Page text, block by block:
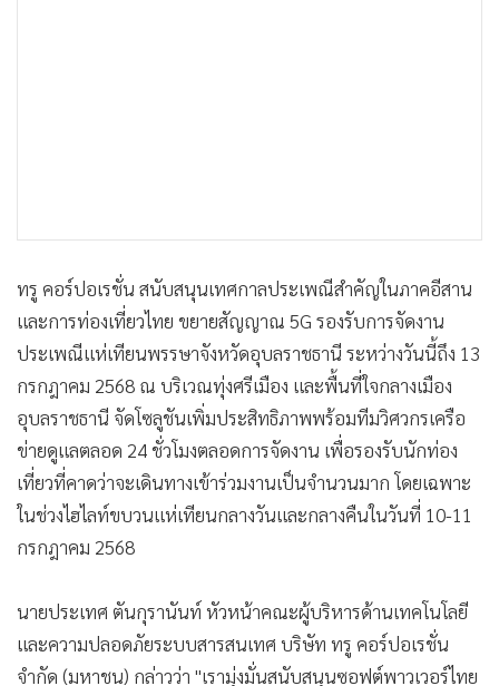
• กองทุนรวม
• Celeb Online
• Factcheck
• ญี่ปุ่น
• News1
• Gotomanager
ทรู คอร์ปอเรชั่น สนับสนุนเทศกาลประเพณีสำคัญในภาคอีสาน
และการท่องเที่ยวไทย ขยายสัญญาณ 5G รองรับการจัดงาน
ประเพณีแห่เทียนพรรษาจังหวัดอุบลราชธานี ระหว่างวันนี้ถึง 13
กรกฎาคม 2568 ณ บริเวณทุ่งศรีเมือง และพื้นที่ใจกลางเมือง
อุบลราชธานี จัดโซลูชันเพิ่มประสิทธิภาพพร้อมทีมวิศวกรเครือ
ข่ายดูแลตลอด 24 ชั่วโมงตลอดการจัดงาน เพื่อรองรับนักท่อง
เที่ยวที่คาดว่าจะเดินทางเข้าร่วมงานเป็นจำนวนมาก โดยเฉพาะ
ในช่วงไฮไลท์ขบวนแห่เทียนกลางวันและกลางคืนในวันที่ 10-11
กรกฎาคม 2568
นายประเทศ ตันกุรานันท์ หัวหน้าคณะผู้บริหารด้านเทคโนโลยี
และความปลอดภัยระบบสารสนเทศ บริษัท ทรู คอร์ปอเรชั่น
จำกัด (มหาชน) กล่าวว่า "เรามุ่งมั่นสนับสนุนซอฟต์พาวเวอร์ไทย